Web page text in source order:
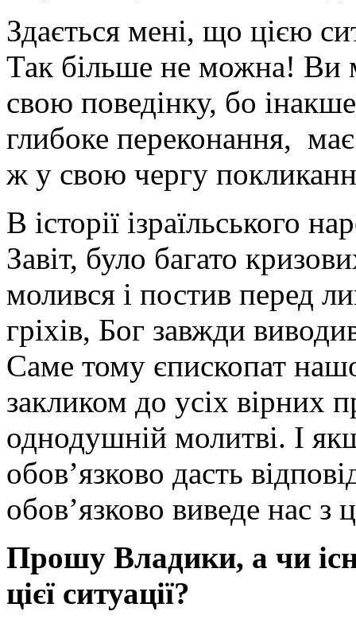
Здається мені, що цією
Так більше не можна! Ви
свою поведінку, бо
глибоке переконання,
ж у свою чергу
В історії ізраїльського
Завіт, було багато
молився і постив перед
гріхів, Бог завжди
Саме тому єпископат
закликом до усіх вірних
однодушній молитві. І
обов’язково дасть
обов’язково виведе нас з
Прошу Владики, а чи
цієї ситуації?